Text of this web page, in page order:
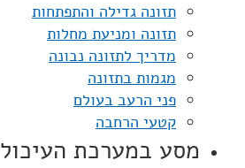
תזונה גדילה והתפתחות
תזונה ומניעת מחלות
מדריך לתזונה נבונה
מגמות בתזונה
פני הרעב בעולם
קטעי הרחבה
מסע במערכת העיכול